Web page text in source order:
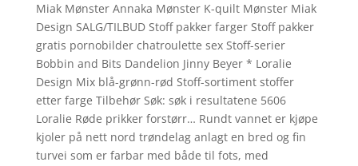
Miak Mønster Annaka Mønster K-quilt Mønster Miak
Design SALG/TILBUD Stoff pakker farger Stoff pakker
gratis pornobilder chatroulette sex Stoff-serier
Bobbin and Bits Dandelion Jinny Beyer * Loralie
Design Mix blå-grønn-rød Stoff-sortiment stoffer
etter farge Tilbehør Søk: søk i resultatene 5606
Loralie Røde prikker forstørr… Rundt vannet er kjøpe
kjoler på nett nord trøndelag anlagt en bred og fin
turvei som er farbar med både til fots, med